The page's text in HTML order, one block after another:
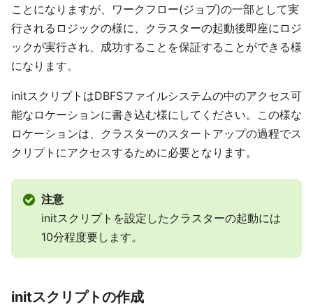
ことになりますが、ワークフロー(ジョブ)の一部として実
行されるロジックの様に、クラスターの起動後即座にロジ
ックが実行され、成功することを保証することができる様
になります。
initスクリプトはDBFSファイルシステムの中のアクセス可
能なロケーションに書き込む様にしてください。この様な
ロケーションは、クラスターのスタートアップの過程でス
クリプトにアクセスするために必要となります。
注意
initスクリプトを設定したクラスターの起動には
10分程度要します。
initスクリプトの作成